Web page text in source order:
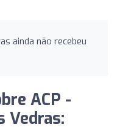
ainda não recebeu
ACP -
Vedras: